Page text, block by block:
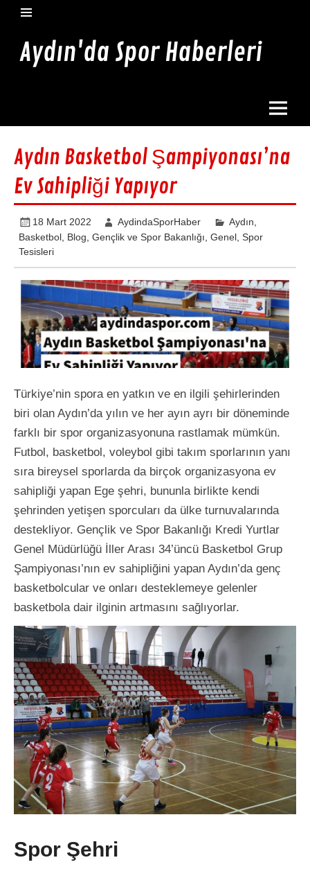
Aydın'da Spor Haberleri
Aydın Basketbol Şampiyonası’na
Ev Sahipliği Yapıyor
18 Mart 2022 AydindaSporHaber Aydın
Basketbol Blog ,Gençlik ve Spor Bakanlığı ,Genel ,Spor
Tesisleri
Türkiye’nin spora en yatkın ve en ilgili şehirlerinden
biri olan Aydın’da yılın ve her ayın ayrı bir döneminde
farklı bir spor organizasyonuna rastlamak mümkün.
Futbol, basketbol, voleybol gibi takım sporlarının yanı
sıra bireysel sporlarda da birçok organizasyona ev
sahipliği yapan Ege şehri, bununla birlikte kendi
şehrinden yetişen sporcuları da ülke turnuvalarında
destekliyor. Gençlik ve Spor Bakanlığı Kredi Yurtlar
Genel Müdürlüğü İller Arası 34’üncü Basketbol Grup
Şampiyonası’nın ev sahipliğini yapan Aydın’da genç
basketbolcular ve onları desteklemeye gelenler
basketbola dair ilginin artmasını sağlıyorlar.
Spor Şehri